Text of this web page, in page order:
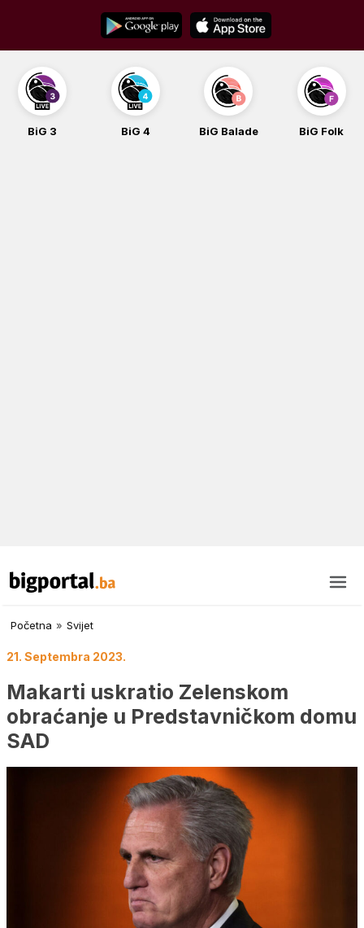
content
BiG 3 BiG 4 BiG Balade BiG Folk
Početna » Svijet
21. Septembra 2023.
Makarti uskratio Zelenskom
obraćanje u Predstavničkom domu
SAD